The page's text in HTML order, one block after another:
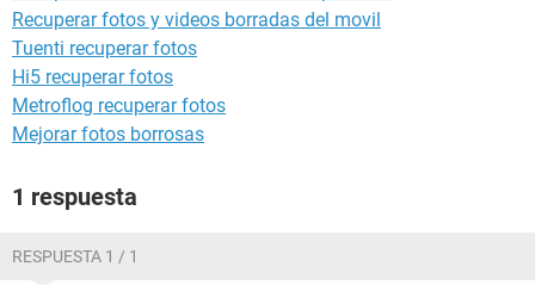
Recuperar fotos y videos borradas del movil
Tuenti recuperar fotos
Hi5 recuperar fotos
Metroflog recuperar fotos
Mejorar fotos borrosas
1 respuesta
RESPUESTA 1 / 1